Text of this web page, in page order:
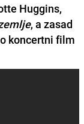
Huggins,
, a zasad
koncertni film